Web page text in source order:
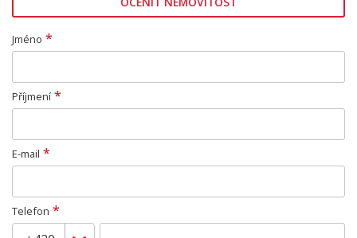
Jméno *
Příjmení *
E-mail *
Telefon *